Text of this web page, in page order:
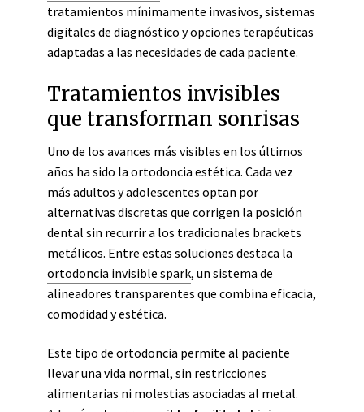
tratamientos mínimamente invasivos, sistemas
digitales de diagnóstico y opciones terapéuticas
adaptadas a las necesidades de cada paciente.
Tratamientos invisibles
que transforman sonrisas
Uno de los avances más visibles en los últimos
años ha sido la ortodoncia estética. Cada vez
más adultos y adolescentes optan por
alternativas discretas que corrigen la posición
dental sin recurrir a los tradicionales brackets
metálicos. Entre estas soluciones destaca la
ortodoncia invisible spark, un sistema de
alineadores transparentes que combina eficacia,
comodidad y estética.
Este tipo de ortodoncia permite al paciente
llevar una vida normal, sin restricciones
alimentarias ni molestias asociadas al metal.